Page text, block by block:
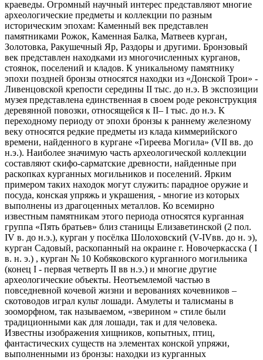
краеведы. Огромный научный интерес представляют многие
археологические предметы и коллекции по разным
историческим эпохам: Каменный век представлен
памятниками Рожок, Каменная Балка, Матвеев курган,
Золотовка, Ракушечный Яр, Раздоры и другими. Бронзовый
век представлен находками из многочисленных курганов,
стоянок, поселений и кладов. К уникальному памятнику
эпохи поздней бронзы относятся находки из «Донской Трои» -
Ливенцовской крепости cередины II тыс. до н.э. В экспозиции
музея представлена единственная в своем роде реконструкция
деревянной повозки, относящейся к II– I тыс. до н.э. К
переходному периоду от эпохи бронзы к раннему железному
веку относятся редкие предметы из клада киммерийского
времени, найденного в кургане «Гиреева Могила» (VII вв. до
н.э.). Наиболее значимую часть археологической коллекции
составляют скифо-сарматские древности, найденные при
раскопках курганных могильников и поселений. Ярким
примером таких находок могут служить: парадное оружие и
посуда, конская упряжь и украшения, - многие из которых
выполнены из драгоценных металлов. Ко всемирно
известным памятникам этого периода относятся курганная
группа «Пять братьев» близ станицы Елизаветинской (2 пол.
IV в. до н.э.), курган у посёлка Шолоховский (V-IVвв. до н. э),
курган Садовый, раскопанный на окраине г. Новочеркасска ( I
в. н. э.) , курган № 10 Кобяковского курганного могильника
(конец I - первая четверть II вв н.э.) и многие другие
археологические объекты. Неотъемлемой частью в
повседневной кочевой жизни и верованиях кочевников –
скотоводов играл культ лошади. Амулеты и талисманы в
зооморфном, так называемом, «зверином » стиле были
традиционными как для лошади, так и для человека.
Известны изображения хищников, копытных, птиц,
фантастических существ на элементах конской упряжи,
выполненными из бронзы: находки из курганных